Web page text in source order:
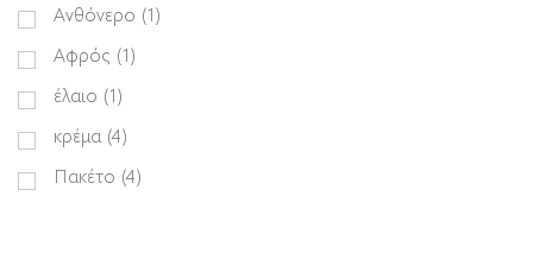
Ανθόνερο (1)
Αφρός (1)
έλαιο (1)
κρέμα (4)
Πακέτο (4)